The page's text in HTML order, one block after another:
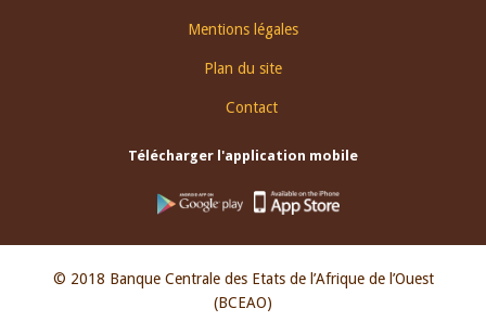
Mentions légales
Plan du site
Contact
Télécharger l'application mobile
© 2018 Banque Centrale des Etats de l’Afrique de l’Ouest
(BCEAO)